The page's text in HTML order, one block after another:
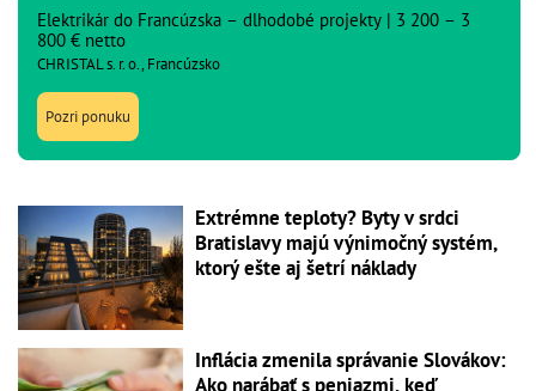
Elektrikár do Francúzska – dlhodobé projekty | 3 200 – 3
800 € netto
CHRISTAL s. r. o., Francúzsko
Pozri ponuku
Extrémne teploty? Byty v srdci
Bratislavy majú výnimočný systém,
ktorý ešte aj šetrí náklady
Inflácia zmenila správanie Slovákov:
Ako narábať s peniazmi, keď